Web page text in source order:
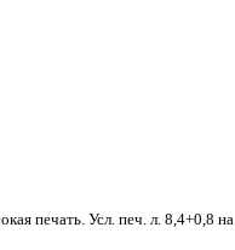
печать. Усл. печ. л. 8,4+0,8 на